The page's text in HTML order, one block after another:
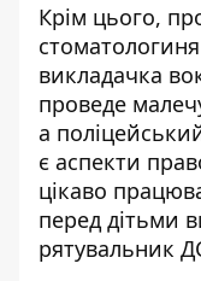
Крім цього,
викладачка
проведе
а
є аспекти
цікаво
перед дітьми
рятувальник